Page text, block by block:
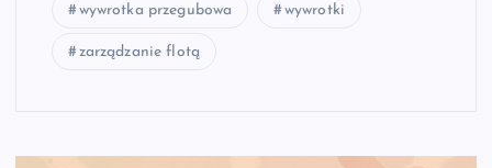
wywrotka przegubowa wywrotki
zarządzanie flotą